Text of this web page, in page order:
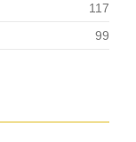
117
99